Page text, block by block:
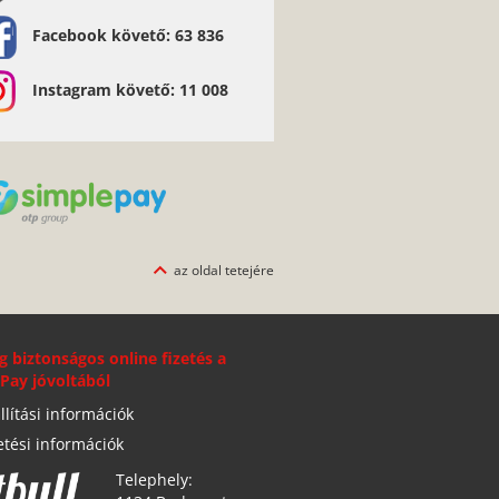
Facebook követő: 63 836
Instagram követő: 11 008
az oldal tetejére
biztonságos online fizetés a
jóvoltából
információk
információk
Telephely: